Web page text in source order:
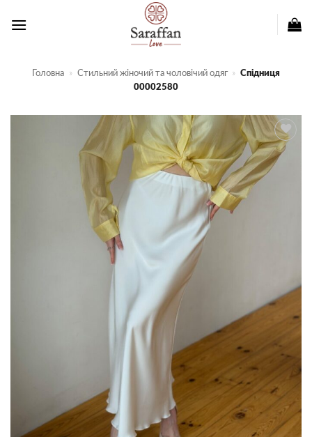
Головна » Стильний жіночий та чоловічий одяг » Спідниця
00002580